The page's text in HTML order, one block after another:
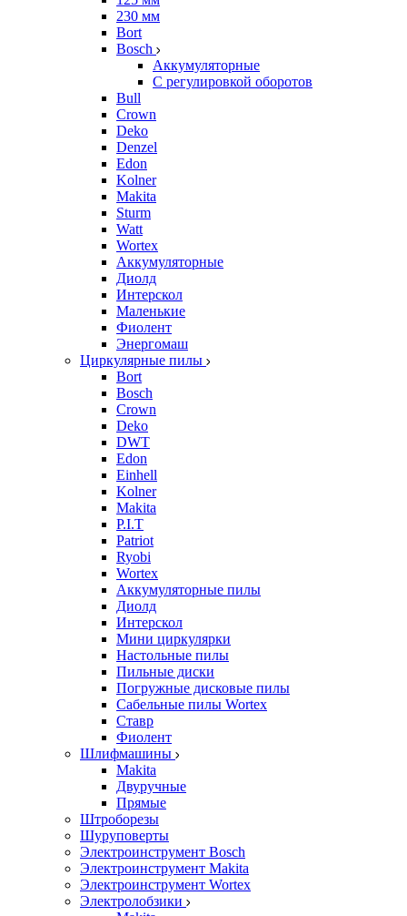
230 мм
Bort
Bosch
Аккумуляторные
С регулировкой оборотов
Bull
Crown
Deko
Denzel
Edon
Kolner
Makita
Sturm
Watt
Wortex
Аккумуляторные
Диолд
Интерскол
Маленькие
Фиолент
Энергомаш
Циркулярные пилы
Bort
Bosch
Crown
Deko
DWT
Edon
Einhell
Kolner
Makita
P.I.T
Patriot
Ryobi
Wortex
Аккумуляторные пилы
Диолд
Интерскол
Мини циркулярки
Настольные пилы
Пильные диски
Погружные дисковые пилы
Сабельные пилы Wortex
Ставр
Фиолент
Шлифмашины
Makita
Двуручные
Прямые
Штроборезы
Шуруповерты
Электроинструмент Bosch
Электроинструмент Makita
Электроинструмент Wortex
Электролобзики